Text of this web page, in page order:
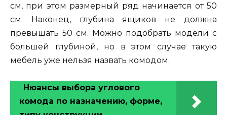
см, при этом размерный ряд начинается от 50
см. Наконец, глубина ящиков не должна
превышать 50 см. Можно подобрать модели с
большей глубиной, но в этом случае такую
мебель уже нельзя назвать комодом.
Нюансы выбора углового
комода по назначению, форме,